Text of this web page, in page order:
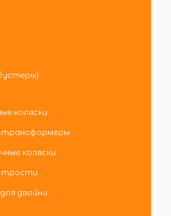
коляски
трансформеры
коляски
трости
двойни